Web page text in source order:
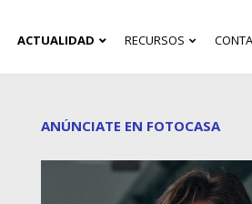
ACTUALIDAD RECURSOS
ANÚNCIATE EN FOTOCASA